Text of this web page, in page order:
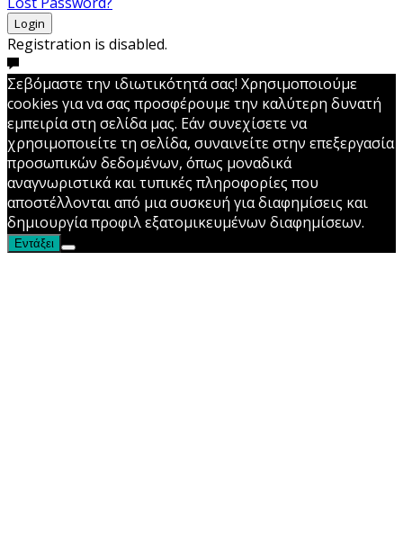
Login
Registration is disabled.
Σεβόμαστε την ιδιωτικότητά σας! Χρησιμοποιούμε
cookies για να σας προσφέρουμε την καλύτερη δυνατή
εμπειρία στη σελίδα μας. Εάν συνεχίσετε να
χρησιμοποιείτε τη σελίδα, συναινείτε στην επεξεργασία
προσωπικών δεδομένων, όπως μοναδικά
αναγνωριστικά και τυπικές πληροφορίες που
αποστέλλονται από μια συσκευή για διαφημίσεις και
δημιουργία προφιλ εξατομικευμένων διαφημίσεων.
Εντάξει